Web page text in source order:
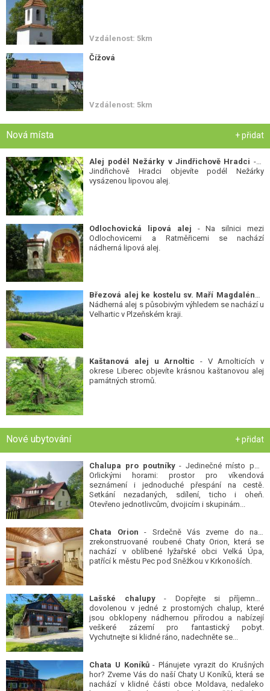
Vzdálenost: 5km
Čížová
Vzdálenost: 5km
Nová místa + přidat
Alej podél Nežárky v Jindřichově Hradci - V
Jindřichově Hradci objevíte podél Nežárky
vysázenou lipovou alej.
Odlochovická lipová alej - Na silnici mezi
Odlochovicemi a Ratměřicemi se nachází
nádherná lipová alej.
Nádherná alej s působivým výhledem se nachází u
Velhartic v Plzeňském kraji.
Kaštanová alej u Arnoltic - V Arnolticích v
okrese Liberec objevíte krásnou kaštanovou alej
památných stromů.
Nové ubytování + přidat
Chalupa pro poutníky- Jedinečné místo pod
Orlickými horami: prostor pro víkendová
seznámení i jednoduché přespání na cestě.
Setkání nezadaných, sdílení, ticho i oheň.
Otevřeno jednotlivcům, dvojicím i skupinám...
Chata Orion - Srdečně Vás zveme do naší
zrekonstruované roubené Chaty Orion, která se
nachází v oblíbené lyžařské obci Velká Úpa,
patřící k městu Pec pod Sněžkou v Krkonoších.
Lašské chalupy- Dopřejte si příjemnou
dovolenou v jedné z prostorných chalup, které
jsou obklopeny nádhernou přírodou a nabízejí
veškeré zázemí pro fantastický pobyt.
Vychutnejte si klidné ráno, nadechněte se...
Chata U Koníků- Plánujete vyrazit do Krušných
hor? Zveme Vás do naší Chaty U Koníků, která se
nachází v klidné části obce Moldava, nedaleko